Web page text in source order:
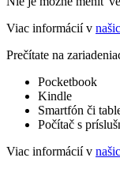
Viac informácií v
Prečítate na
Pocketbook
Kindle
Smartfón či
Počítač s
Viac informácií v